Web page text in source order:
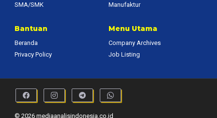
SMA/SMK
Manufaktur
Bantuan
Beranda
Privacy Policy
Menu Utama
Company Archives
Job Listing
© 2026 mediaanalisindonesia.co.id